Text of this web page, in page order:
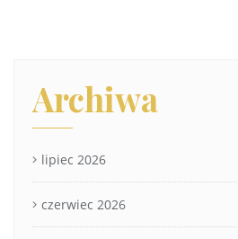
Archiwa
lipiec 2026
czerwiec 2026